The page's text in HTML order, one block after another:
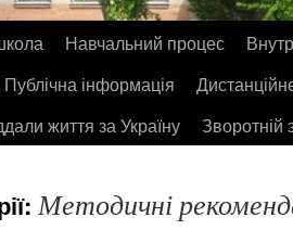
Навчальний процес
Публічна інформація
життя за Україну
Зворотній
Методичні